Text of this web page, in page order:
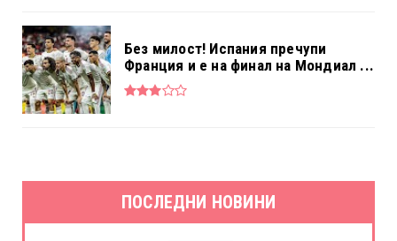
Без милост! Испания пречупи
Франция и е на финал на Мондиал ...
ПОСЛЕДНИ НОВИНИ